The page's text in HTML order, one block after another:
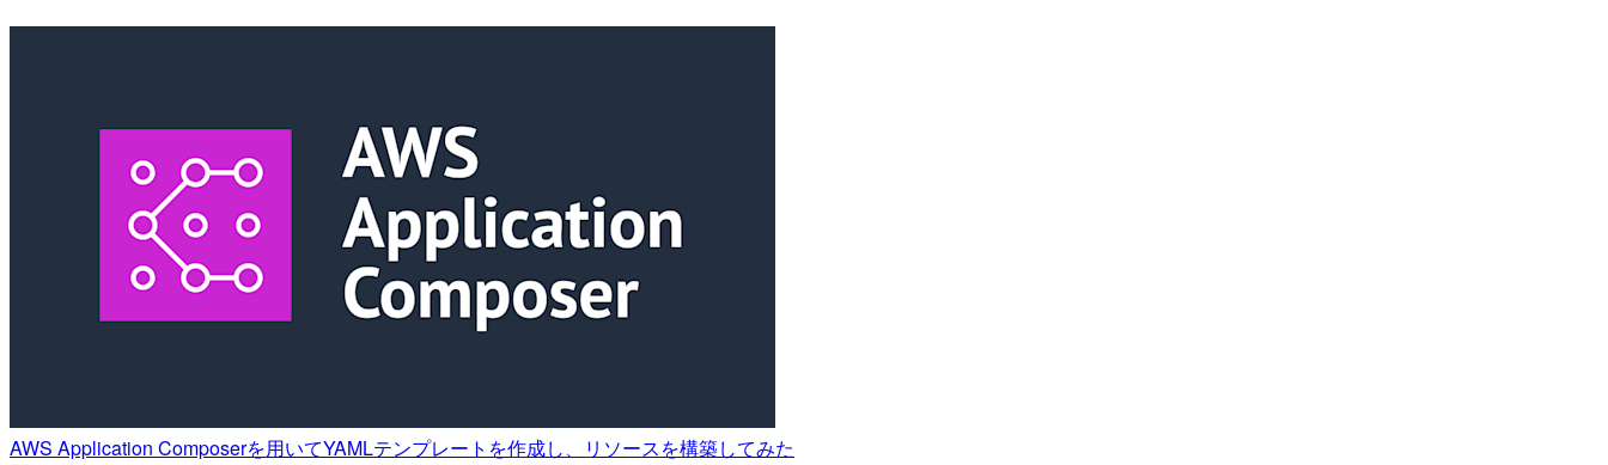
AWS Application Composerを用いてYAMLテンプレートを作成し、リソースを構築してみた